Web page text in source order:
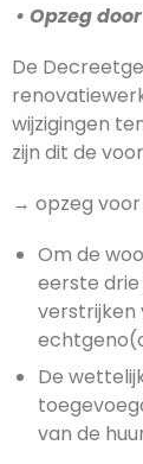
• Opzeg
De
wijzigingen
zijn dit de
→ opzeg
Om de
eerste
verstrijken
De
van de